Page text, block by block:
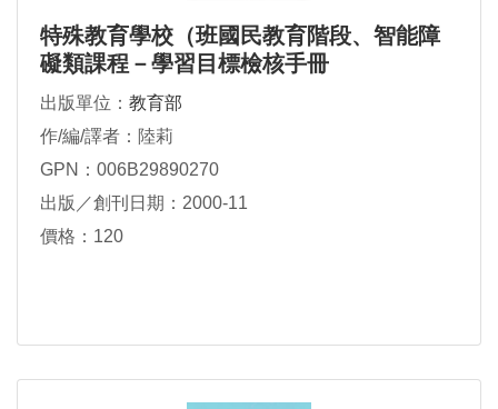
特殊教育學校（班國民教育階段、智能障
礙類課程－學習目標檢核手冊
出版單位： 教育部
作/編/譯者：陸莉
GPN：006B29890270
出版／創刊日期：2000-11
價格：120